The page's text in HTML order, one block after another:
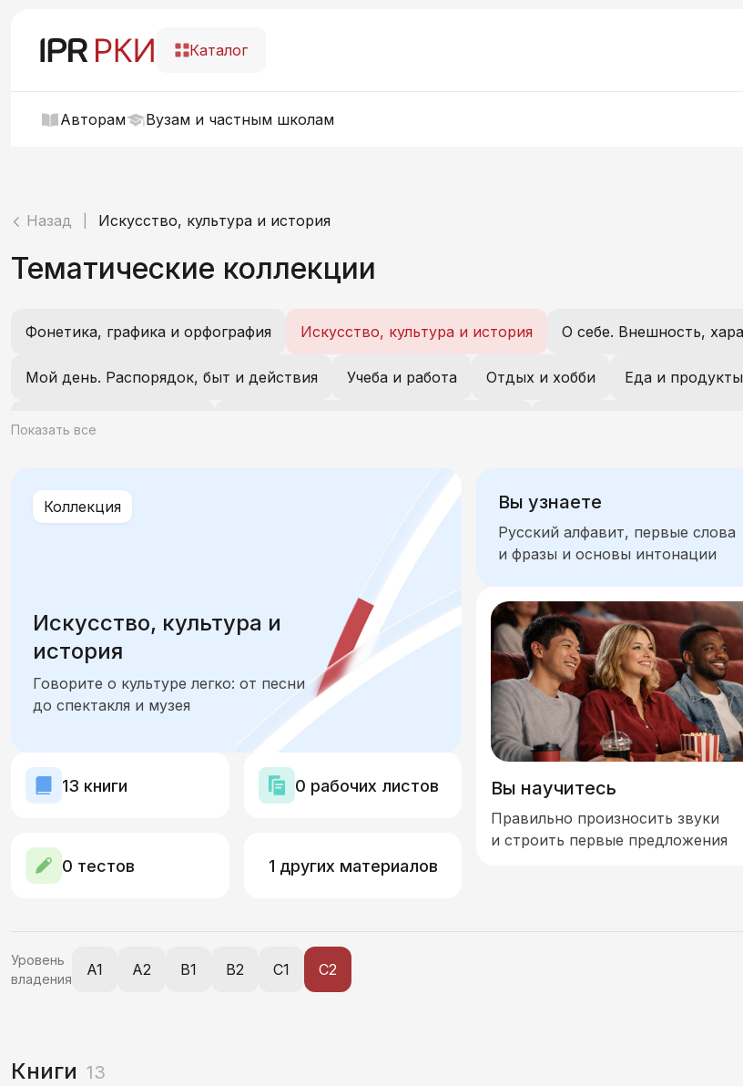
Каталог
Авторам Вузам и частным школам
Назад Искусство, культура и история
Тематические коллекции
Фонетика, графика и орфография Искусство, культура и история
Мой день. Распорядок, быт и действия Учеба и работа Отдых и хобби Еда и продукты
Жильё. Дом и интерьер
Страна и мир. География, национальности
Показать все
Коллекция
Искусство, культура и
история
Говорите о культуре легко: от песни
до спектакля и музея
13 книги 0 рабочих листов
0 тестов 1 других материалов
Вы узнаете
Русский алфавит, первые слова
и фразы и основы интонации
Вы научитесь
Правильно произносить звуки
и строить первые предложения
Уровень
владения
A1 A2 B1 B2 C1 C2
Книги 13